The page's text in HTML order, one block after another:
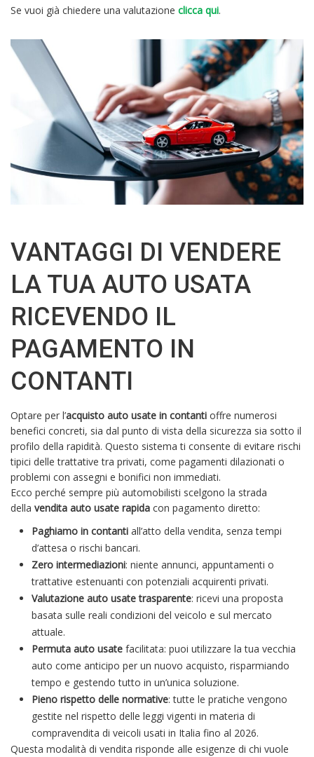
Se vuoi già chiedere una valutazione clicca qui.
VANTAGGI DI VENDERE
LA TUA AUTO USATA
RICEVENDO IL
PAGAMENTO IN
CONTANTI
Optare per l’acquisto auto usate in contanti offre numerosi
benefici concreti, sia dal punto di vista della sicurezza sia sotto il
profilo della rapidità. Questo sistema ti consente di evitare rischi
tipici delle trattative tra privati, come pagamenti dilazionati o
problemi con assegni e bonifici non immediati.
Ecco perché sempre più automobilisti scelgono la strada
della vendita auto usate rapida con pagamento diretto:
Paghiamo in contanti all’atto della vendita, senza tempi
d’attesa o rischi bancari.
Zero intermediazioni: niente annunci, appuntamenti o
trattative estenuanti con potenziali acquirenti privati.
Valutazione auto usate trasparente: ricevi una proposta
basata sulle reali condizioni del veicolo e sul mercato
attuale.
Permuta auto usate facilitata: puoi utilizzare la tua vecchia
auto come anticipo per un nuovo acquisto, risparmiando
tempo e gestendo tutto in un’unica soluzione.
Pieno rispetto delle normative: tutte le pratiche vengono
gestite nel rispetto delle leggi vigenti in materia di
compravendita di veicoli usati in Italia fino al 2026.
Questa modalità di vendita risponde alle esigenze di chi vuole